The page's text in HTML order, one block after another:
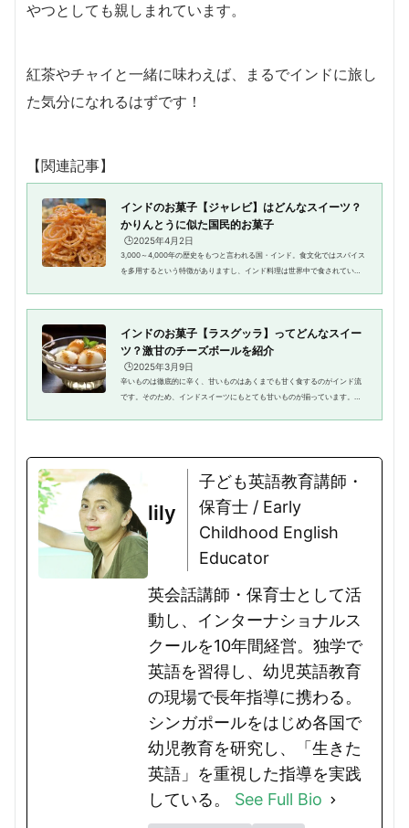
やつとしても親しまれています。
紅茶やチャイと一緒に味わえば、まるでインドに旅し
た気分になれるはずです！
【関連記事】
インドのお菓子【ジャレビ】はどんなスイーツ？
かりんとうに似た国民的お菓子
🕒️2025年4月2日
3,000～4,000年の歴史をもつと言われる国・インド。食文化ではスパイス
を多用するという特徴がありますし、インド料理は世界中で食されていま
インドのお菓子【ラスグッラ】ってどんなスイー
ツ？激甘のチーズボールを紹介
🕒️2025年3月9日
辛いものは徹底的に辛く、甘いものはあくまでも甘く食するのがインド流
です。そのため、インドスイーツにもとても甘いものが揃っています。皆
lily
子ども英語教育講師・
保育士 / Early
Childhood English
Educator
英会話講師・保育士として活
動し、インターナショナルス
クールを10年間経営。独学で
英語を習得し、幼児英語教育
の現場で長年指導に携わる。
シンガポールをはじめ各国で
幼児教育を研究し、「生きた
英語」を重視した指導を実践
している。 See Full Bio